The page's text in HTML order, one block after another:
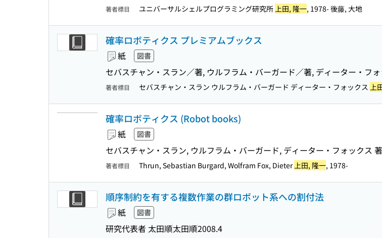
著者標目 ユニバーサルシェルプログラミング研究所上田, 隆一, 1978- 後藤, 大地
確率ロボティクス プレミアムブックス
紙 図書
セバスチャン・スラン／著, ウルフラム・バーガード／著, ディーター・フ
著者標目 セバスチャン・スラン ウルフラム・バーガード ディーター・フォックス 上
確率ロボティクス (Robot books)
紙 図書
セバスチャン・スラン, ウルフラム・バーガード, ディーター・フォックス
著者標目 Thrun, Sebastian Burgard, Wolfram Fox, Dieter上田, 隆一, 1978-
順序制約を有する複数作業の群ロボット系への割付法
紙 図書
研究代表者 太田順太田順2008.4